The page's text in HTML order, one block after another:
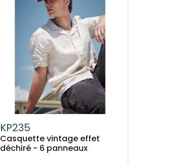
KP235
Casquette vintage effet
déchiré - 6 panneaux